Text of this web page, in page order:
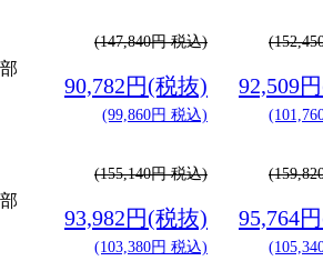
(147,840円 税込)
90,782円(税抜)
(99,860円 税込)
92,509
(155,140円 税込)
93,982円(税抜)
(103,380円 税込)
95,764